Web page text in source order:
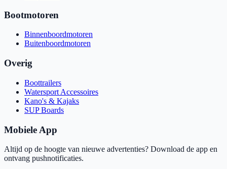
Bootmotoren
Binnenboordmotoren
Buitenboordmotoren
Overig
Boottrailers
Watersport Accessoires
Kano's & Kajaks
SUP Boards
Mobiele App
Altijd op de hoogte van nieuwe advertenties? Download de app en
ontvang pushnotificaties.